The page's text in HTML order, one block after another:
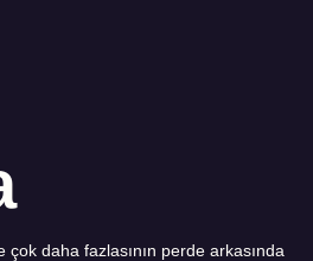
daha fazlasının perde arkasında